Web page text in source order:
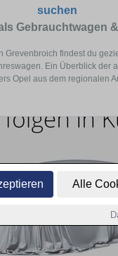
Alle
suchen
Gebrauchtwagen
Grevenbroich findest du
Ein Überblick der
Opel aus dem regionalen